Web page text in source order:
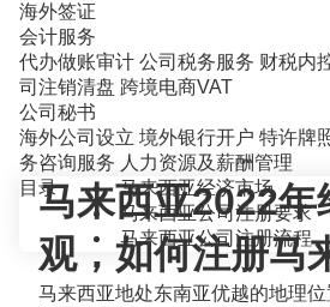
海外签证
会计服务
代办做账审计 公司税务服务 财税内
司注销清盘 跨境电商VAT
公司秘书
海外公司设立 境外银行开户 特许牌
务咨询服务 人力资源及薪酬管理
马来西亚2022年
观，如何注册马
马来西亚地处东南亚优越的地理
目录
马来西亚经济市场
马来西亚公司注册要求
马来西亚公司注册流程